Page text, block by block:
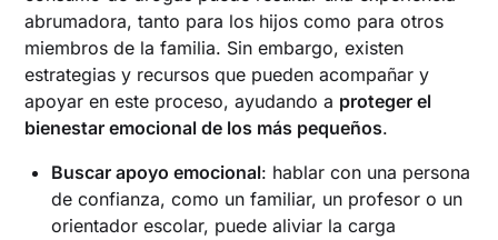
abrumadora, tanto para los hijos como para otros
miembros de la familia. Sin embargo, existen
estrategias y recursos que pueden acompañar y
apoyar en este proceso, ayudando a proteger el
bienestar emocional de los más pequeños.
Buscar apoyo emocional: hablar con una persona
de confianza, como un familiar, un profesor o un
orientador escolar, puede aliviar la carga